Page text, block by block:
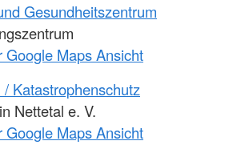
Gesundheitszentrum
Google Maps Ansicht
Katastrophenschutz
Nettetal e. V.
Google Maps Ansicht